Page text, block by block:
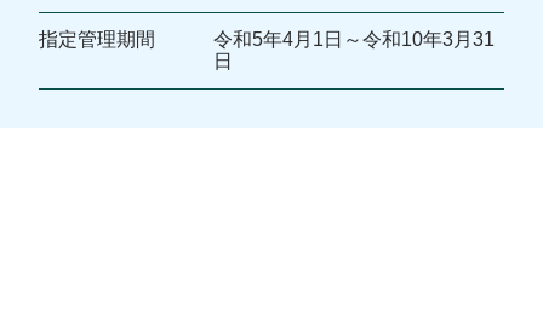
指定管理期間
令和5年4月1日～令和10年3月31
日